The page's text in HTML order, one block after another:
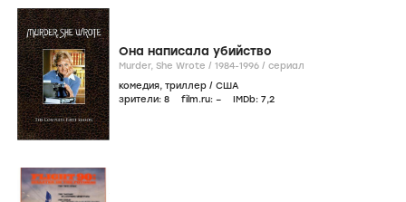
Она написала убийство
Murder, She Wrote / 1984-1996 / сериал
комедия, триллер / США
зрители: 8 film.ru: – IMDb: 7,2